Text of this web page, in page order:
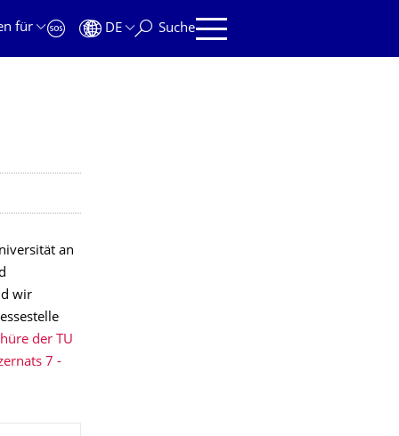
für
DE Suche
an
wir
der TU
7 -